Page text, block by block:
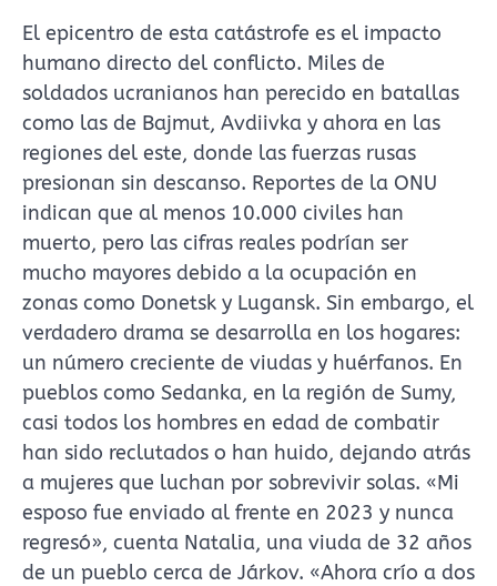
El epicentro de esta catástrofe es el impacto
humano directo del conflicto. Miles de
soldados ucranianos han perecido en batallas
como las de Bajmut, Avdiivka y ahora en las
regiones del este, donde las fuerzas rusas
presionan sin descanso. Reportes de la ONU
indican que al menos 10.000 civiles han
muerto, pero las cifras reales podrían ser
mucho mayores debido a la ocupación en
zonas como Donetsk y Lugansk. Sin embargo, el
verdadero drama se desarrolla en los hogares:
un número creciente de viudas y huérfanos. En
pueblos como Sedanka, en la región de Sumy,
casi todos los hombres en edad de combatir
han sido reclutados o han huido, dejando atrás
a mujeres que luchan por sobrevivir solas. «Mi
esposo fue enviado al frente en 2023 y nunca
regresó», cuenta Natalia, una viuda de 32 años
de un pueblo cerca de Járkov. «Ahora crío a dos